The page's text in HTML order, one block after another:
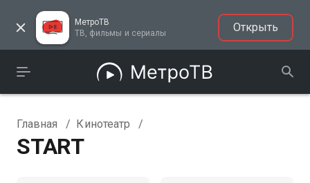
МетроТВ
ТВ, фильмы и сериалы
Открыть
Главная / Кинотеатр /
START